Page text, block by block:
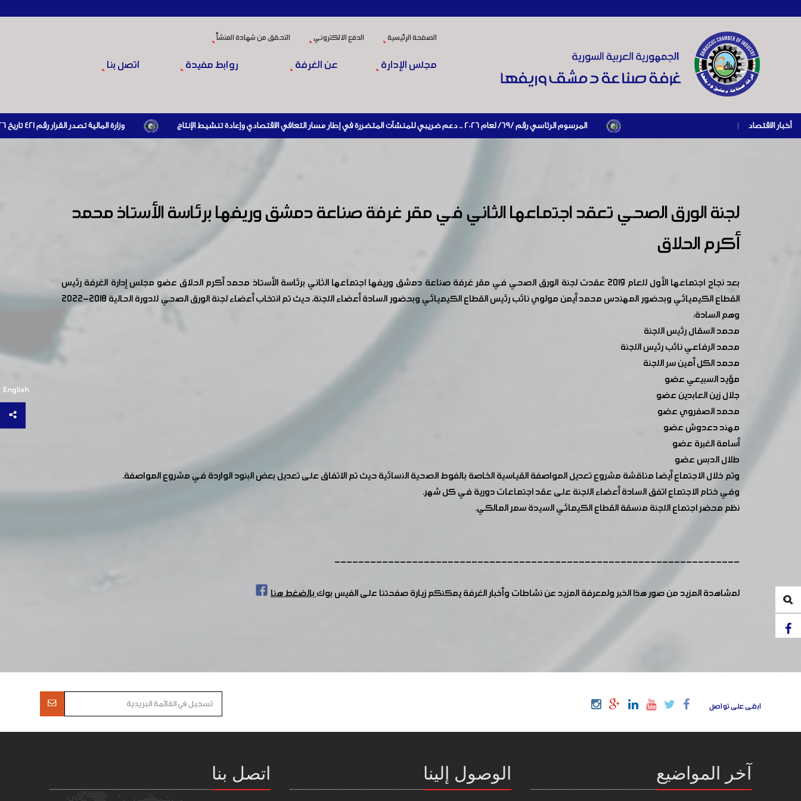
الصفحة الرئيسية الدفع الالكتروني التحقق من شهادة المنشأ
مجلس الإدارة عن الغرفة روابط مفيدة اتصل بنا
أخبار الاقتصاد | المرسوم الرئاسي رقم /69/ لعام 2026 .. دعم ضريبي للمنشآت المتضررة في إطار مسار التعافي الاقتصادي وإعادة تنشيط الإنتاج وزارة المالية تصدر القرار رقم 421 تاريخ 24/3/2026 المتضمن الزام المستوردين بإبراز براءة ذمة مالية سارية صادرة عن الهيئة العامة للضرائب والرسوم أو مديرياتها عند القيام بعمليات الاستيراد
English
لجنة الورق الصحي تعقد اجتماعها الثاني في مقر غرفة صناعة دمشق وريفها برئاسة الأستاذ محمد
أكرم الحلاق
بعد نجاح اجتماعها الأول للعام 2019 عقدت لجنة الورق الصحي في مقر غرفة صناعة دمشق وريفها اجتماعها الثاني برئاسة الأستاذ محمد أكرم الحلاق عضو مجلس إدارة الغرفة رئيس
القطاع الكيميائي وبحضور المهندس محمد أيمن مولوي نائب رئيس القطاع الكيميائي وبحضور السادة أعضاء اللجنة، حيث تم انتخاب أعضاء لجنة الورق الصحي للدورة الحالية 2018-2022
وهم السادة:
محمد السقال رئيس اللجنة
محمد الرفاعي نائب رئيس اللجنة
محمد الكل أمين سر اللجنة
مؤيد السبيعي عضو
جلال زين العابدين عضو
محمد الصفروي عضو
مهند دعدوش عضو
أسامة الغبرة عضو
طلال الدبس عضو
وتم خلال الاجتماع أيضا مناقشة مشروع تعديل المواصفة القياسية الخاصة بالفوط الصحية النسائية حيث تم الاتفاق على تعديل بعض البنود الواردة في مشروع المواصفة.
وفي ختام الاجتماع اتفق السادة أعضاء اللجنة على عقد اجتماعات دورية في كل شهر.
نظم محضر اجتماع اللجنة منسقة القطاع الكيمائي السيدة سمر المالكي.
--------------------------------------------------------------------
لمشاهدة المزيد من صور هذا الخبر ولمعرفة المزيد عن نشاطات وأخبار الغرفة يمكنكم زيارة صفحتنا على الفيس بوكبالضغط هنا
ابقى على تواصل
آخر المواضيع الوصول إلينا اتصل بنا